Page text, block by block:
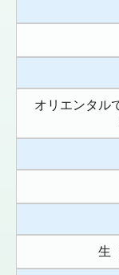
オリエンタル
生